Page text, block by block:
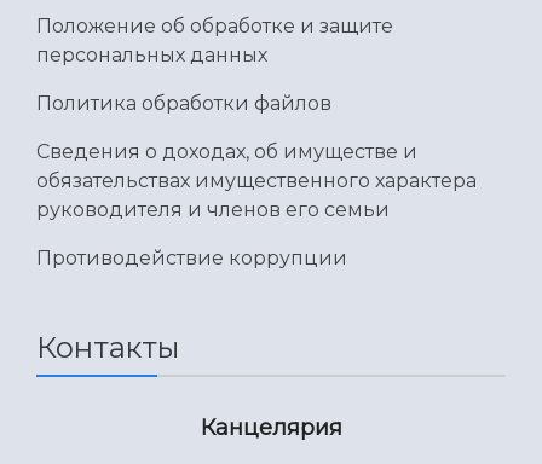
Положение об обработке и защите
персональных данных
Политика обработки файлов
Сведения о доходах, об имуществе и
обязательствах имущественного характера
руководителя и членов его семьи
Противодействие коррупции
Контакты
Канцелярия